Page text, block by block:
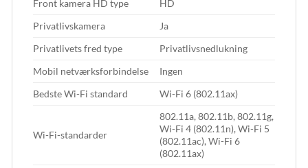
Front kamera HD type
HD
Privatlivskamera
Ja
Privatlivets fred type
Privatlivsnedlukning
Mobil netværksforbindelse
Ingen
Bedste Wi-Fi standard
Wi-Fi 6 (802.11ax)
Wi-Fi-standarder
802.11a, 802.11b, 802.11g,
Wi-Fi 4 (802.11n), Wi-Fi 5
(802.11ac), Wi-Fi 6
(802.11ax)